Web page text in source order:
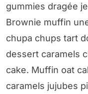
gummies dragée
Brownie muffin
chupa chups tart
dessert caramels
cake. Muffin oat
caramels jujubes